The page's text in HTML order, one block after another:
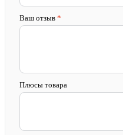
Ваш отзыв *
Плюсы товара